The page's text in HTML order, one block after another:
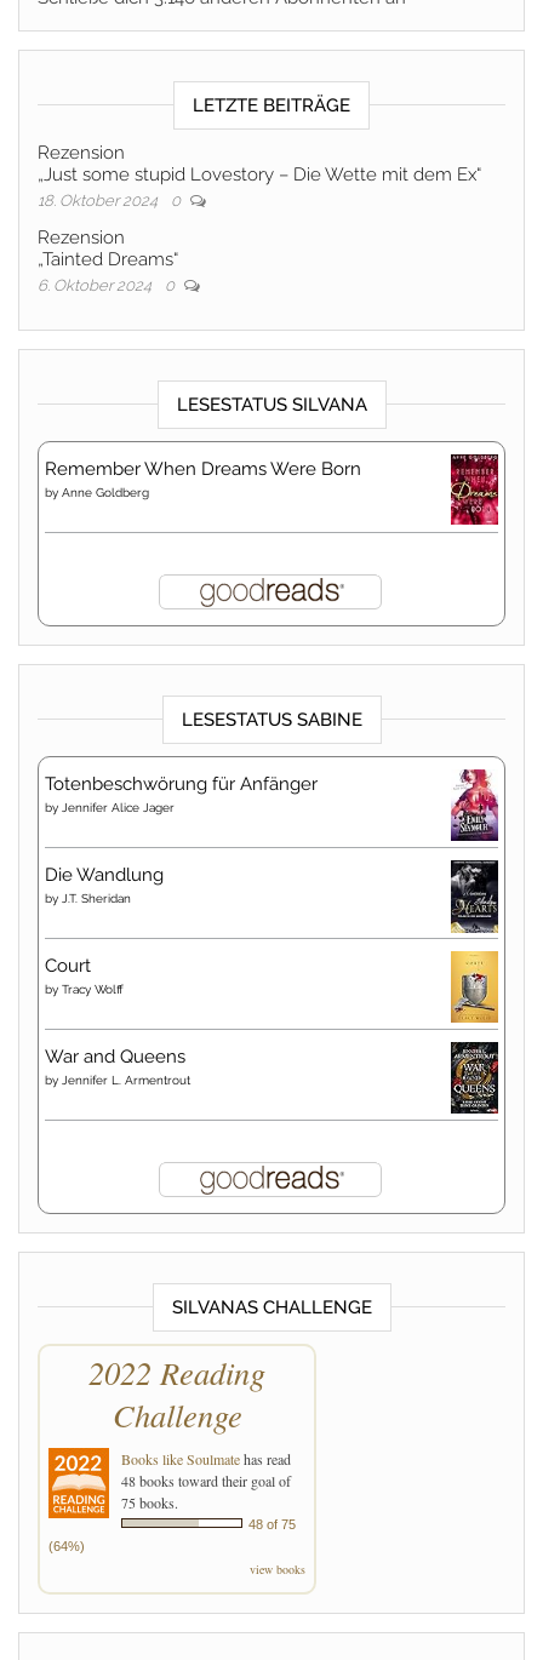
LETZTE BEITRÄGE
Rezension
„Just some stupid Lovestory – Die Wette mit dem Ex“
18. Oktober 2024 0
Rezension
„Tainted Dreams“
6. Oktober 2024 0
LESESTATUS SILVANA
Remember When Dreams Were Born
by Anne Goldberg
LESESTATUS SABINE
Totenbeschwörung für Anfänger
by Jennifer Alice Jager
Die Wandlung
by J.T. Sheridan
Court
by Tracy Wolff
War and Queens
by Jennifer L. Armentrout
SILVANAS CHALLENGE
2022 Reading
Challenge
Books like Soulmatehas read
48 books toward their goal of
75 books.
48 of 75
(64%)
view books